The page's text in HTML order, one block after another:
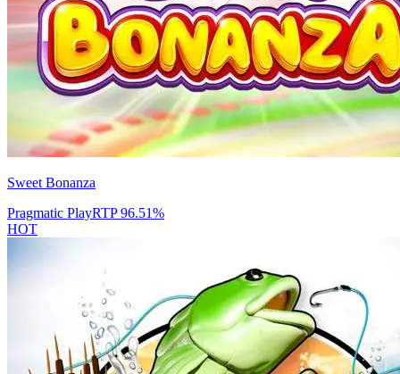
Sweet Bonanza
Pragmatic PlayRTP96.51%
HOT